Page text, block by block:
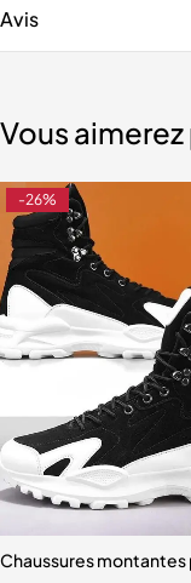
Avis
Vous
hommes
-26%
Chaussures montantes